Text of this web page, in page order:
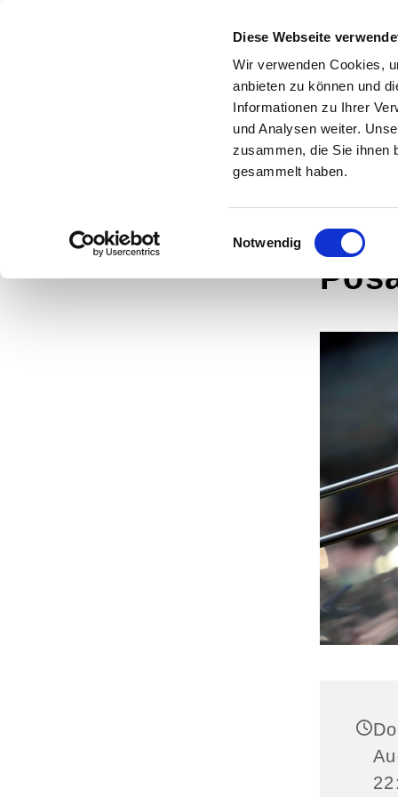
Diese Webseite
Wir verwenden Cookies,
anbieten zu können und
Informationen zu Ihrer
und Analysen weiter.
zusammen, die Sie ihnen
gesammelt haben.
Einwilligungsauswahl
Notwendig
HOME WIR